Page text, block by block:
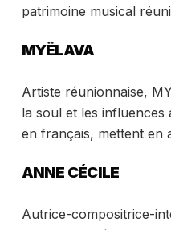
patrimoine musical
MYËLAVA
Artiste réunionnaise,
la soul et les
en français, mettent en
ANNE CÉCILE
Autrice-compositrice-